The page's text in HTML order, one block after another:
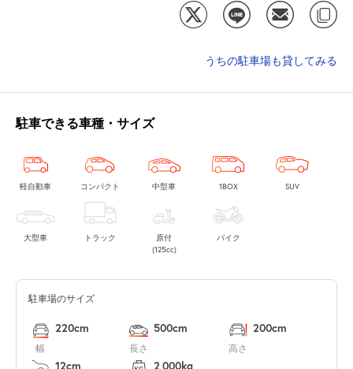
うちの駐車場も貸してみる
駐車できる車種・サイズ
軽自動車 コンパクト 中型車 1BOX SUV
大型車 トラック
原付
(125cc)
バイク
駐車場のサイズ
幅
220cm
長さ
500cm
高さ
200cm
12cm 2,000kg